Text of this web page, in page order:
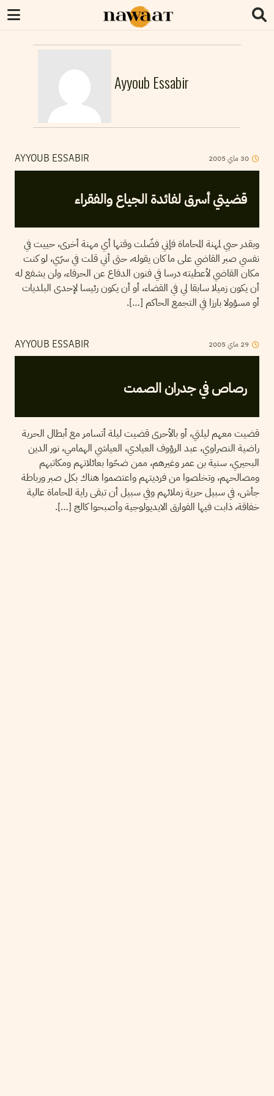
Ayyoub Essabir
AYYOUB ESSABIR 30 ماي 2005
قضيتي أسرق لفائدة الجياع والفقراء
وبقدر حبي لمهنة المحاماة فإني فضّلت وقتها أي مهنة أخرى، حييت في
نفسي صبر القاضي على ما كان يقوله، حتى أني قلت في سرّي، لو كنت
مكان القاضي لأعطيته درسا في فنون الدفاع عن الحرفاء، ولن يشفع له
أن يكون زميلا سابقا لي في القضاء، أو أن يكون رئيسا لإحدى البلديات
أو مسؤولا بارزا في التجمع الحاكم […].
AYYOUB ESSABIR 29 ماي 2005
رصاص في جدران الصمت
قضيت معهم ليلتي، أو بالأحرى قضيت ليلة أتسامر مع أبطال الحرية
راضية النصراوي، عبد الرؤوف العيادي، العياشي الهمامي، نور الدين
البحيري، سنية بن عمر وغيرهم، ممن ضحّوا بعائلاتهم ومكاتبهم
ومصالحهم، وتخلصوا من فرديتهم واعتصموا هناك بكل صبر ورباطة
جأش، في سبيل حرية زملائهم وفي سبيل أن تبقى راية المحاماة عالية
خفاقة، ذابت فيها الفوارق الايديولوجية وأصبحوا كالج […].